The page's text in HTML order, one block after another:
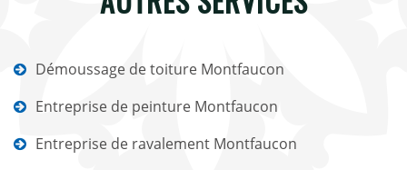
Démoussage de toiture Montfaucon
Entreprise de peinture Montfaucon
Entreprise de ravalement Montfaucon